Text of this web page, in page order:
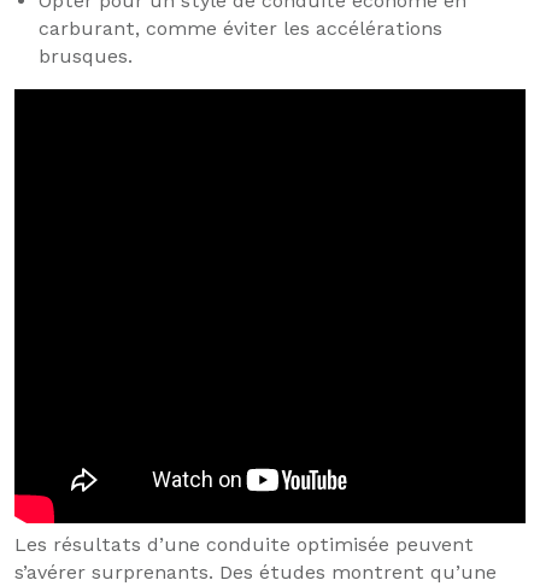
carburant, comme éviter les accélérations
brusques.
Les résultats d’une conduite optimisée peuvent
s’avérer surprenants. Des études montrent qu’une